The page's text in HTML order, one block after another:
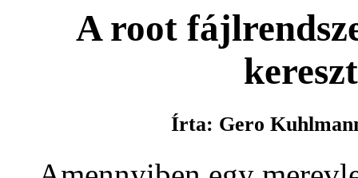
A root
Írta: Gero